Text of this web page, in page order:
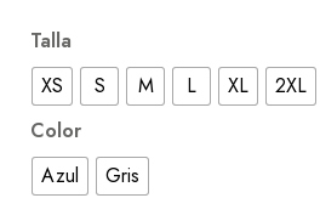
Talla
XS
S M L XL 2XL
Color
Azul
Gris